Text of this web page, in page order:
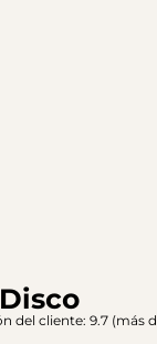
del cliente: 9.7 (más